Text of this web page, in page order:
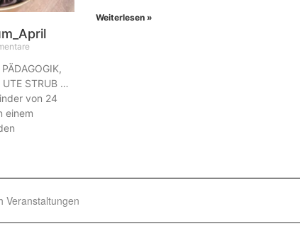
UTE STRUB …
von 24
einem
Weiterlesen »